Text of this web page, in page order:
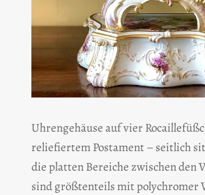
Uhrengehäuse auf vier
reliefiertem Postament – seitlich
die platten Bereiche zwischen den
sind größtenteils mit polychromer